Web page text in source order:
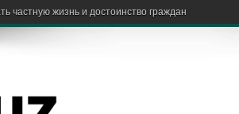
частную жизнь и достоинство граждан